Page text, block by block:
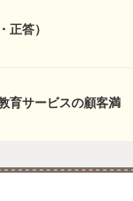
正答）
育サービスの顧客満